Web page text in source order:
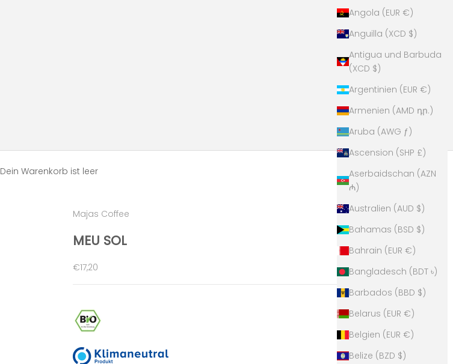
Angola (EUR €)
Anguilla (XCD $)
Antigua und Barbuda
(XCD $)
Argentinien (EUR €)
Armenien (AMD դր.)
Aruba (AWG ƒ)
Ascension (SHP £)
Aserbaidschan (AZN
₼)
Australien (AUD $)
Bahamas (BSD $)
Bahrain (EUR €)
Bangladesch (BDT ৳)
Barbados (BBD $)
Belarus (EUR €)
Belgien (EUR €)
Belize (BZD $)
Dein Warenkorb ist leer
Majas Coffee
MEU SOL
Angebot
€17,20